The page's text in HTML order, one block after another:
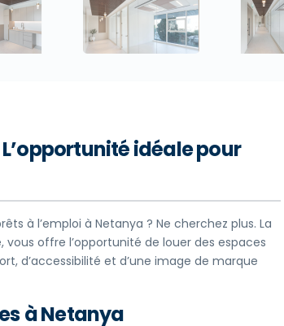
idéale pour
à l’emploi à Netanya ? Ne cherchez plus. La
offre l’opportunité de louer des espaces
d’accessibilité et d’une image de marque
à Netanya